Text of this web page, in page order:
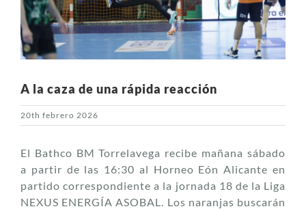
A la caza de una rápida reacción
20th febrero 2026
El Bathco BM Torrelavega recibe mañana sábado
a partir de las 16:30 al Horneo Eón Alicante en
partido correspondiente a la jornada 18 de la Liga
NEXUS ENERGÍA ASOBAL. Los naranjas buscarán